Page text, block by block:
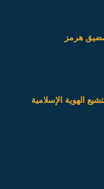
هرمز
الهوية الإسلامية